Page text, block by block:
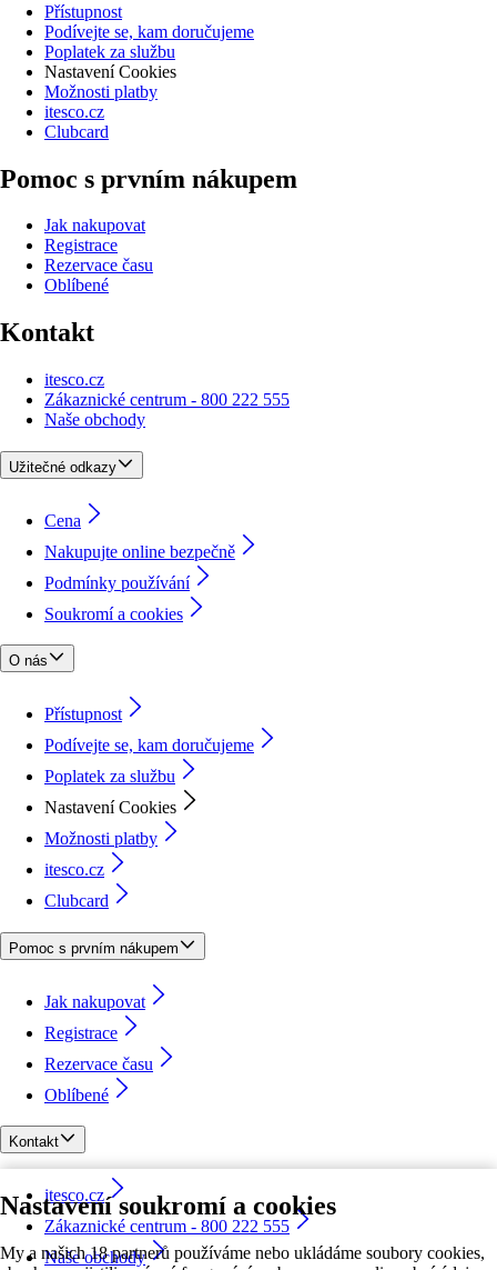
Nastavení soukromí a cookies
My a našich 18 partnerů používáme nebo ukládáme soubory cookies,
Přístupnost
Podívejte se, kam doručujeme
Poplatek za službu
Nastavení Cookies
Možnosti platby
itesco.cz
Clubcard
Pomoc s prvním nákupem
Jak nakupovat
Registrace
Rezervace času
Oblíbené
Kontakt
itesco.cz
Zákaznické centrum - 800 222 555
Naše obchody
Užitečné odkazy
Cena
Nakupujte online bezpečně
Podmínky používání
Soukromí a cookies
O nás
Přístupnost
Podívejte se, kam doručujeme
Poplatek za službu
Nastavení Cookies
Možnosti platby
itesco.cz
Clubcard
Pomoc s prvním nákupem
Jak nakupovat
Registrace
Rezervace času
Oblíbené
Kontakt
itesco.cz
Zákaznické centrum - 800 222 555
Naše obchody